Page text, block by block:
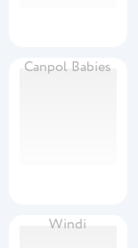
Canpol Babies
Windi